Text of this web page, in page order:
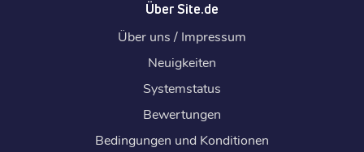
Über Site.de
Über uns / Impressum
Neuigkeiten
Systemstatus
Bewertungen
Bedingungen und Konditionen